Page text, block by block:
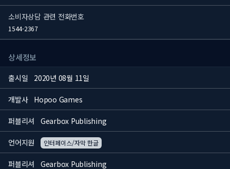
소비자상담 관련 전화번호
1544-2367
상세정보
출시일 2020년 08월 11일
개발사 Hopoo Games
퍼블리셔 Gearbox Publishing
언어지원 인터페이스/자막 한글
퍼블리셔 Gearbox Publishing